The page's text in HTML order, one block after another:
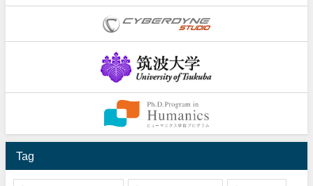
Tag